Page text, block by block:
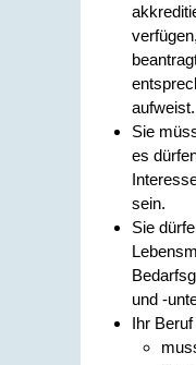
aufweist.
Sie
es
sein.
Sie
und -
Ihr